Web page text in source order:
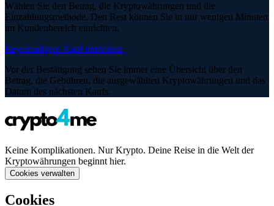
Wählen Sie den Betrag, die Kryptowährungen und die
Einzahlungsmethode. Den Rest können Sie in nur wenigen Minuten
im Kundenbereich einrichten.
Regelmäßigen Kauf einrichten
Vor der Bestätigung sehen Sie immer eine Übersicht über den
Betrag, die Gebühren, die ausgewählten Kryptowährungen und das
Datum des nächsten Kaufs.
Keine Komplikationen. Nur Krypto. Deine Reise in die Welt der
Kryptowährungen beginnt hier.
Cookies verwalten
Cookies